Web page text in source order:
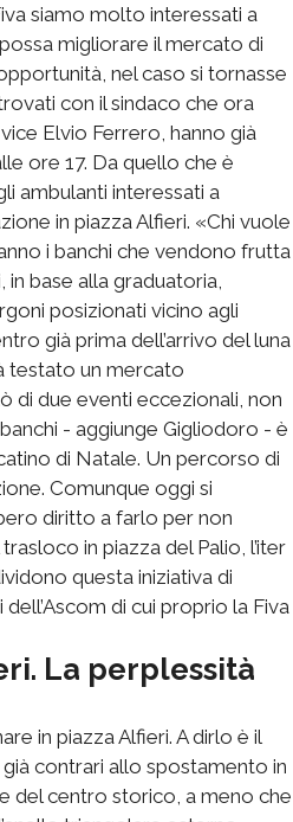
siamo molto interessati a
migliorare il mercato di
nel caso si tornasse
con il sindaco che ora
Elvio Ferrero, hanno già
ore 17. Da quello che è
ambulanti interessati a
in piazza Alfieri. «Chi vuole
i banchi che vendono frutta
base alla graduatoria,
posizionati vicino agli
già prima dell’arrivo del luna
testato un mercato
di due eventi eccezionali, non
- aggiunge Gigliodoro - è
di Natale. Un percorso di
Comunque oggi si
diritto a farlo per non
in piazza del Palio, l’iter
questa iniziativa di
di cui proprio la Fiva
La perplessità
in piazza Alfieri. A dirlo è il
contrari allo spostamento in
del centro storico, a meno che